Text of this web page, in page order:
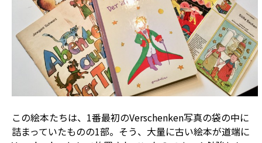
この絵本たちは、1番最初のVerschenken写真の袋の中に
詰まっていたものの1部。そう、大量に古い絵本が道端に